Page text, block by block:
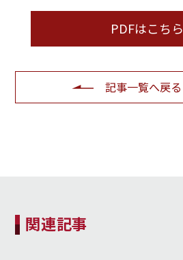
PDFはこちら
記事一覧へ戻る
関連記事